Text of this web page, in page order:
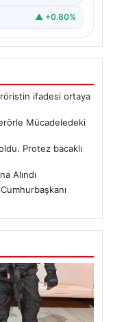
▲ +0.80%
ifadesi ortaya
Mücadeledeki
Protez bacaklı
Alındı